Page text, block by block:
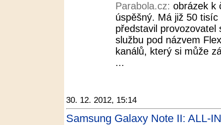
Parabola.cz: obrázek k
úspěšný. Má již 50
představil
službu pod názvem
kanálů, který si může
...
30. 12. 2012, 15:14
Samsung Galaxy Note II: ALL-